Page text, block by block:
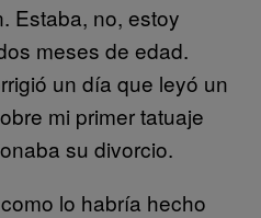
Estaba, no, estoy
meses de edad.
un día que leyó un
mi primer tatuaje
su divorcio.
lo habría hecho